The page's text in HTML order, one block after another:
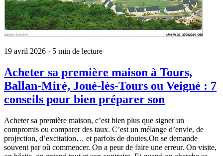
19 avril 2026 · 5 min de lecture
Acheter sa première maison à Tours,
Ballan-Miré, Joué-lès-Tours ou Veigné : 7
conseils pour bien préparer son
Acheter sa première maison, c’est bien plus que signer un
compromis ou comparer des taux. C’est un mélange d’envie, de
projection, d’excitation… et parfois de doutes.On se demande
souvent par où commencer. On a peur de faire une erreur. On visite,